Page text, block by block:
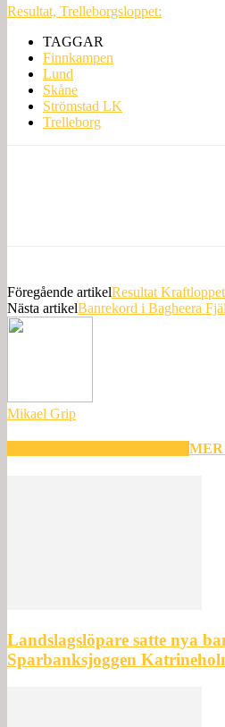
Resultat, Trelleborgsloppet:
TAGGAR
Finnkampen
Lund
Skåne
Strömstad LK
Trelleborg
Föregående artikelResultat
Nästa artikelBanrekord i Bagheera
Mikael Grip
Landslagslöpare satte nya
Sparbanksjoggen